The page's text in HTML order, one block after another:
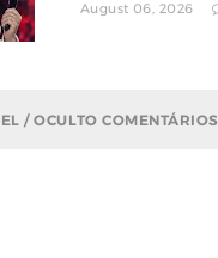
August 06, 2026
/ OCULTO COMENTÁRIOS